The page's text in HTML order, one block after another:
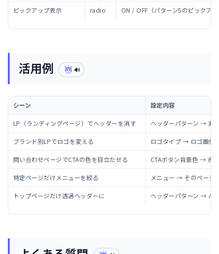
ピックアップ表示 radio ON / OFF（パターン5のピックア
活用例 🔊
シーン 設定内容
LP（ランディングページ）でヘッダーを消す ヘッダーパターン → 非
ブランド別LPでロゴを変える ロゴタイプ → ロゴ画像
問い合わせページでCTAの色を目立たせる CTAボタン背景色 → 赤
特定ページだけメニューを絞る メニュー → そのページ
トップページだけ透過ヘッダーに ヘッダーパターン → パ